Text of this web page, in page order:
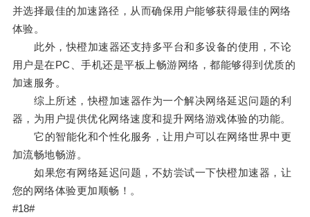
并选择最佳的加速路径，从而确保用户能够获得最佳的网络
体验。
此外，快橙加速器还支持多平台和多设备的使用，不论
用户是在PC、手机还是平板上畅游网络，都能够得到优质的
加速服务。
综上所述，快橙加速器作为一个解决网络延迟问题的利
器，为用户提供优化网络速度和提升网络游戏体验的功能。
它的智能化和个性化服务，让用户可以在网络世界中更
加流畅地畅游。
如果您有网络延迟问题，不妨尝试一下快橙加速器，让
您的网络体验更加顺畅！。
#18#